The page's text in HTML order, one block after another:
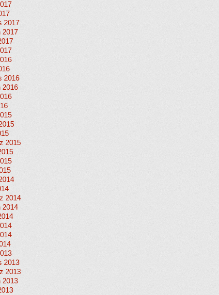
2017
2017
2016
2016
2015
2014
2014
2013
2013
2013